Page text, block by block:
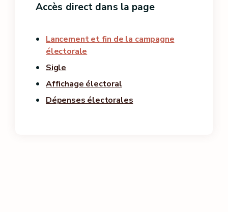
Accès direct dans la page
Lancement et fin de la campagne
électorale
Sigle
Affichage électoral
Dépenses électorales